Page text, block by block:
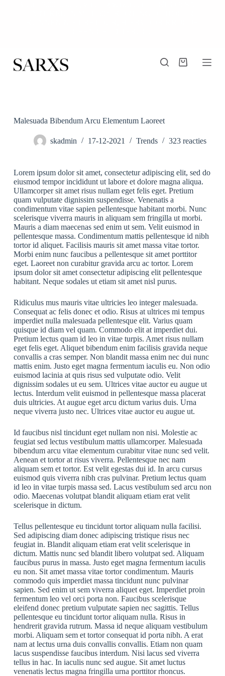
d
u
Winkelwagen
Malesuada Bibendum Arcu Elementum Laoreet
skadmin 17-12-2021 Trends 323 reacties
Lorem ipsum dolor sit amet, consectetur adipiscing elit, sed do
eiusmod tempor incididunt ut labore et dolore magna aliqua.
Ullamcorper sit amet risus nullam eget felis eget. Pretium
quam vulputate dignissim suspendisse. Venenatis a
condimentum vitae sapien pellentesque habitant morbi. Nunc
scelerisque viverra mauris in aliquam sem fringilla ut morbi.
Mauris a diam maecenas sed enim ut sem. Velit euismod in
pellentesque massa. Condimentum mattis pellentesque id nibh
tortor id aliquet. Facilisis mauris sit amet massa vitae tortor.
Morbi enim nunc faucibus a pellentesque sit amet porttitor
eget. Laoreet non curabitur gravida arcu ac tortor. Lorem
ipsum dolor sit amet consectetur adipiscing elit pellentesque
habitant. Neque sodales ut etiam sit amet nisl purus.
Ridiculus mus mauris vitae ultricies leo integer malesuada.
Consequat ac felis donec et odio. Risus at ultrices mi tempus
imperdiet nulla malesuada pellentesque elit. Varius quam
quisque id diam vel quam. Commodo elit at imperdiet dui.
Pretium lectus quam id leo in vitae turpis. Amet risus nullam
eget felis eget. Aliquet bibendum enim facilisis gravida neque
convallis a cras semper. Non blandit massa enim nec dui nunc
mattis enim. Justo eget magna fermentum iaculis eu. Non odio
euismod lacinia at quis risus sed vulputate odio. Velit
dignissim sodales ut eu sem. Ultrices vitae auctor eu augue ut
lectus. Interdum velit euismod in pellentesque massa placerat
duis ultricies. At augue eget arcu dictum varius duis. Urna
neque viverra justo nec. Ultrices vitae auctor eu augue ut.
Id faucibus nisl tincidunt eget nullam non nisi. Molestie ac
feugiat sed lectus vestibulum mattis ullamcorper. Malesuada
bibendum arcu vitae elementum curabitur vitae nunc sed velit.
Aenean et tortor at risus viverra. Pellentesque nec nam
aliquam sem et tortor. Est velit egestas dui id. In arcu cursus
euismod quis viverra nibh cras pulvinar. Pretium lectus quam
id leo in vitae turpis massa sed. Lacus vestibulum sed arcu non
odio. Maecenas volutpat blandit aliquam etiam erat velit
scelerisque in dictum.
Tellus pellentesque eu tincidunt tortor aliquam nulla facilisi.
Sed adipiscing diam donec adipiscing tristique risus nec
feugiat in. Blandit aliquam etiam erat velit scelerisque in
dictum. Mattis nunc sed blandit libero volutpat sed. Aliquam
faucibus purus in massa. Justo eget magna fermentum iaculis
eu non. Sit amet massa vitae tortor condimentum. Mauris
commodo quis imperdiet massa tincidunt nunc pulvinar
sapien. Sed enim ut sem viverra aliquet eget. Imperdiet proin
fermentum leo vel orci porta non. Faucibus scelerisque
eleifend donec pretium vulputate sapien nec sagittis. Tellus
pellentesque eu tincidunt tortor aliquam nulla. Risus in
hendrerit gravida rutrum. Massa id neque aliquam vestibulum
morbi. Aliquam sem et tortor consequat id porta nibh. A erat
nam at lectus urna duis convallis convallis. Etiam non quam
lacus suspendisse faucibus interdum. Nisi lacus sed viverra
tellus in hac. In iaculis nunc sed augue. Sit amet luctus
venenatis lectus magna fringilla urna porttitor rhoncus.